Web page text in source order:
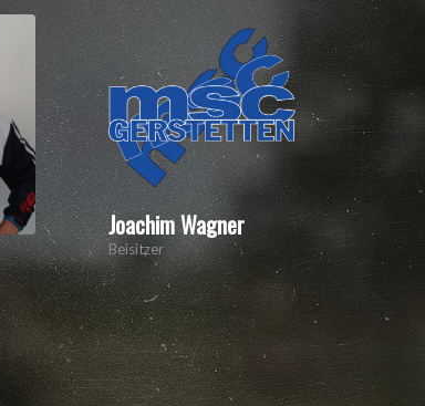
Joachim Wagner
Beisitzer